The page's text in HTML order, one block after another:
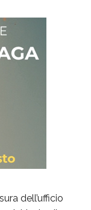
dell’ufficio